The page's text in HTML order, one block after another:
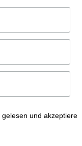
gelesen und akzeptiere